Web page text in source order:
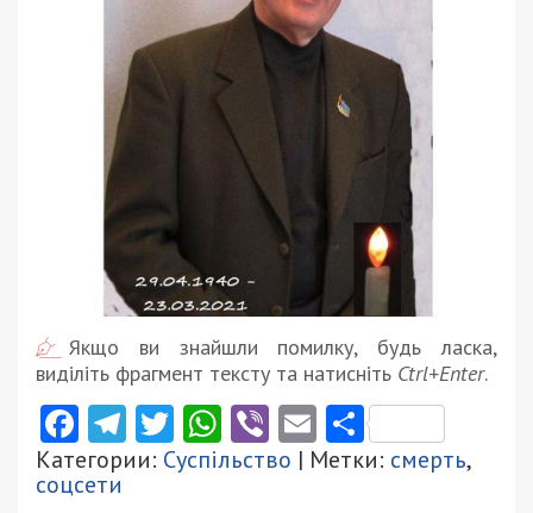
Якщо ви знайшли помилку, будь ласка,
виділіть фрагмент тексту та натисніть Ctrl+Enter.
Facebook
Telegram
Twitter
WhatsApp
ViberEmail
Категории: Суспільство | Метки: смерть,
соцсети